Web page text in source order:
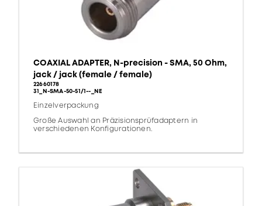
COAXIAL ADAPTER, N-precision - SMA, 50 Ohm,
jack / jack (female / female)
22660178
31_N-SMA-50-51/1--_NE
Einzelverpackung
Große Auswahl an Präzisionsprüfadaptern in
verschiedenen Konfigurationen.